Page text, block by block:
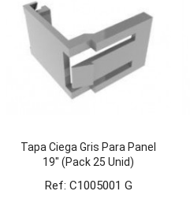
Tapa Ciega Gris Para Panel
19" (Pack 25 Unid)
Ref: C1005001 G